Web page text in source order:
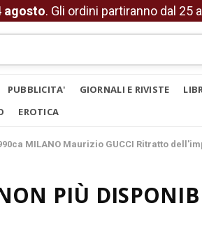
agosto. Gli ordini partiranno dal 25
PUBBLICITA' GIORNALI E RIVISTE
EROTICA
MILANO Maurizio GUCCI Ritratto
PIÙ